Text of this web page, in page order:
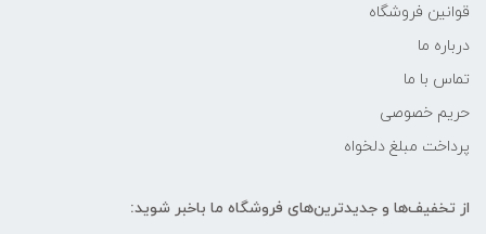
قوانین فروشگاه
درباره ما
تماس با ما
حریم خصوصی
پرداخت مبلغ دلخواه
از تخفیف‌ها و جدیدترین‌های فروشگاه ما باخبر شوید: